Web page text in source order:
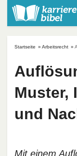
Startseite » Arbeitsrecht »
Muster,
und
Mit einem